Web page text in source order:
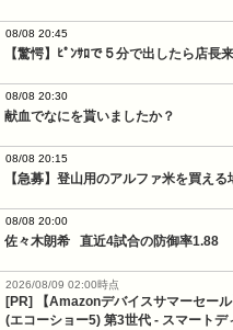
08/08 20:45
【驚愕】ﾋﾟﾝｻﾛで５分で出したら店
08/08 20:30
献血でなにを貰いましたか？
08/08 20:15
【急募】登山用のアルファ米を買える
08/08 20:00
佐々木朗希   直近4試合の防御率1.88
2026/08/09 02:00時点
[PR] 【Amazonデバイスサマーセー
(エコーショー5) 第3世代 - スマート